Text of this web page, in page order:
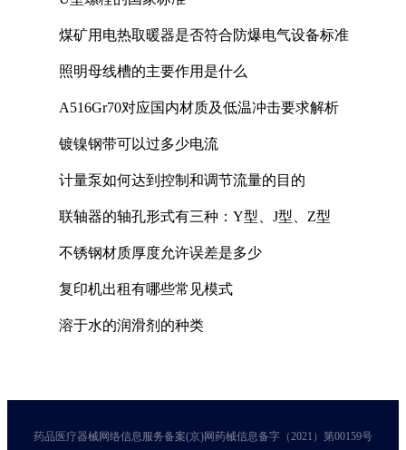
煤矿用电热取暖器是否符合防爆电气设备标准
照明母线槽的主要作用是什么
A516Gr70对应国内材质及低温冲击要求解析
镀镍钢带可以过多少电流
计量泵如何达到控制和调节流量的目的
联轴器的轴孔形式有三种：Y型、J型、Z型
不锈钢材质厚度允许误差是多少
复印机出租有哪些常见模式
溶于水的润滑剂的种类
药品医疗器械网络信息服务备案(京)网药械信息备字（2021）第00159号